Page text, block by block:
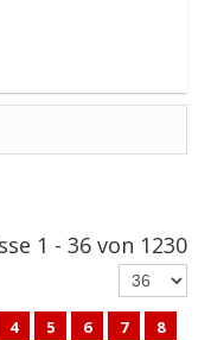
1 - 36 von 1230
4 5 6 7
8